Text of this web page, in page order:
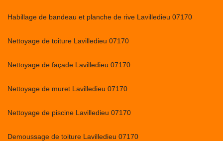
Habillage de bandeau et planche de rive Lavilledieu 07170
Nettoyage de toiture Lavilledieu 07170
Nettoyage de façade Lavilledieu 07170
Nettoyage de muret Lavilledieu 07170
Nettoyage de piscine Lavilledieu 07170
Demoussage de toiture Lavilledieu 07170